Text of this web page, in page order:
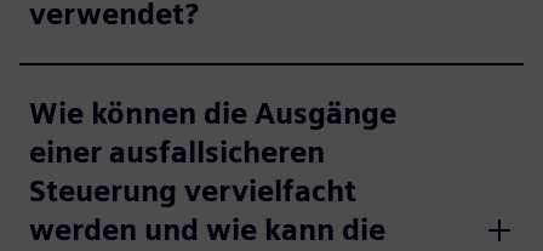
verwendet?
Wie können die Ausgänge
einer ausfallsicheren
Steuerung vervielfacht
werden und wie kann die